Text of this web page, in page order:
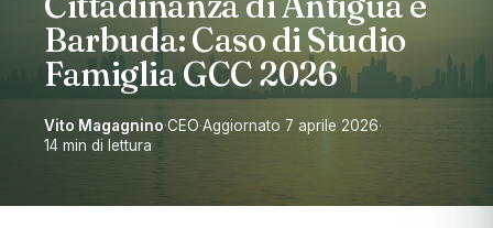
Barbuda: Caso di Studio
Famiglia GCC 2026
Vito Magagnino·CEO·Aggiornato 7 aprile 2026·
14 min di lettura